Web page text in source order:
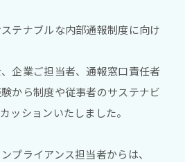
テナブルな内部通報制度に向け
企業ご担当者、通報窓口責任者
から制度や従事者のサステナビ
ッションいたしました。
プライアンス担当者からは、